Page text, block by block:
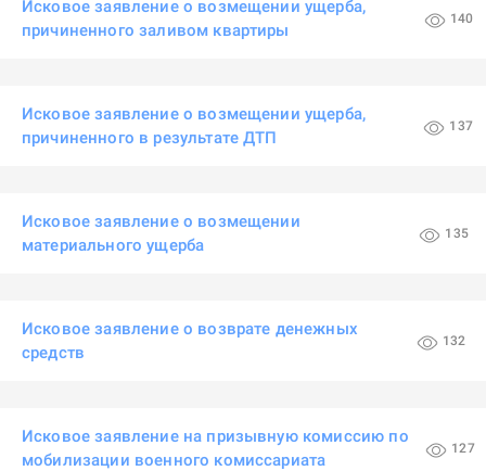
Исковое заявление о возмещении ущерба,
причиненного заливом квартиры
140
Исковое заявление о возмещении ущерба,
причиненного в результате ДТП
137
Исковое заявление о возмещении
материального ущерба
135
Исковое заявление о возврате денежных
средств
132
Исковое заявление на призывную комиссию по
мобилизации военного комиссариата
127